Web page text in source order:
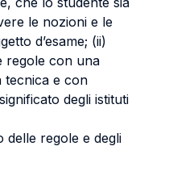
le nozioni e le
d’esame; (ii)
regole con una
tecnica e con
degli istituti
delle regole e degli